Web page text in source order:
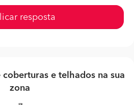
resposta
coberturas e telhados na sua
zona